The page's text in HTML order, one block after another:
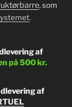
, som
.
af
på 500 kr.
af